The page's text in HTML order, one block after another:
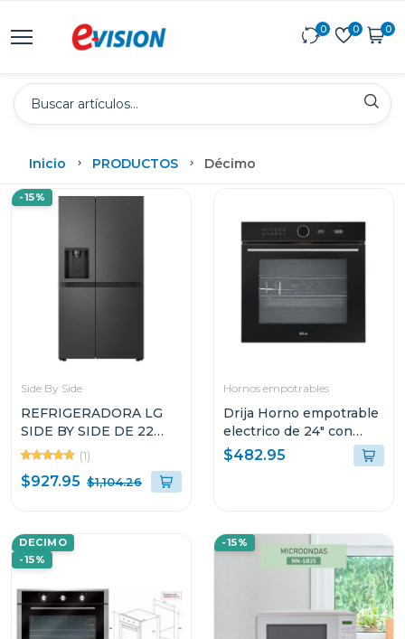
0 0 0
Inicio PRODUCTOS Décimo
-15%
Side By Side
REFRIGERADORA LG
SIDE BY SIDE DE 22
CUFT COLOR NEGRO
SMART INVERTER
VS25LQIK
(1)
$927.95 $1,104.26
Hornos empotrables
Drija Horno empotrable
electrico de 24" con
freidora de aire indico60
$482.95
DECIMO
-15%
-15%